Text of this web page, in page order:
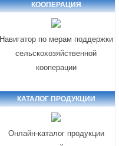
КООПЕРАЦИЯ
Навигатор по мерам поддержки
сельскохозяйственной
кооперации
КАТАЛОГ ПРОДУКЦИИ
Онлайн-каталог продукции